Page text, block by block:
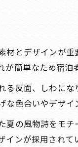
とデザインが
簡単なため宿泊
反面、しわに
色合いやデザイ
の風物詩をモ
ンが採用されて